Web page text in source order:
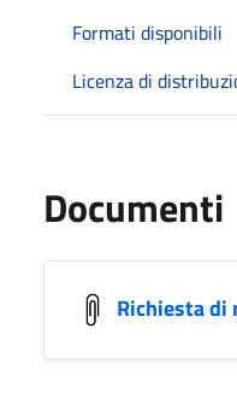
Formati disponibili
Licenza di
Documenti
Richiesta